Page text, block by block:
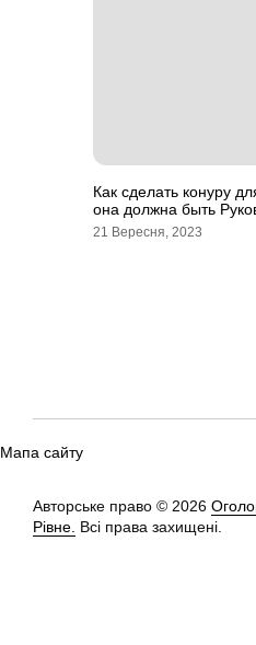
Как сделать конуру
она должна быть
21 Вересня, 2023
Мапа сайту
Авторське право © 2026
Рівне. Всі права захищені.